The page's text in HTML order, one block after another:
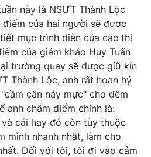
lai
này là NSƯT Thành Lộc
của hai người sẽ được
mục trình diễn của các thí
của giám khảo Huy Tuấn
trường quay sẽ được giữ kín
Thành Lộc, anh rất hoan hỷ
cân nảy mực" cho đêm
anh chấm điểm chính là:
cái hay đó còn tùy thuộc
mình nhanh nhất, làm cho
Đối với tôi, tôi đi vào cảm